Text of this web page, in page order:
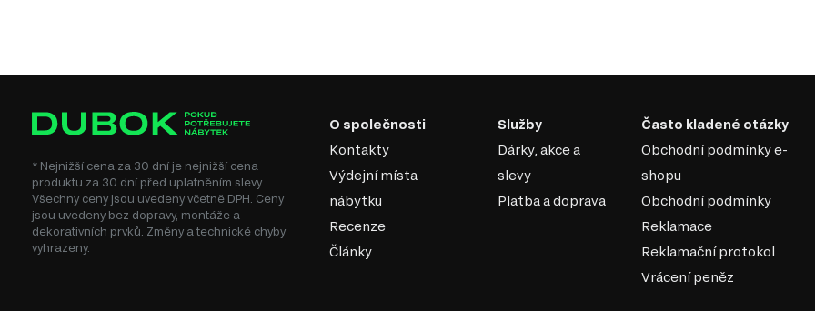
* Nejnižší cena za 30 dní je nejnižší cena
produktu za 30 dní před uplatněním slevy.
Všechny ceny jsou uvedeny včetně DPH. Ceny
jsou uvedeny bez dopravy, montáže a
dekorativních prvků. Změny a technické chyby
vyhrazeny.
O společnosti
Kontakty
Výdejní místa
nábytku
Recenze
Články
Služby
Dárky, akce a
slevy
Platba a doprava
Často kladené otázky
Obchodní podmínky e-
shopu
Obchodní podmínky
Reklamace
Reklamační protokol
Vrácení peněz